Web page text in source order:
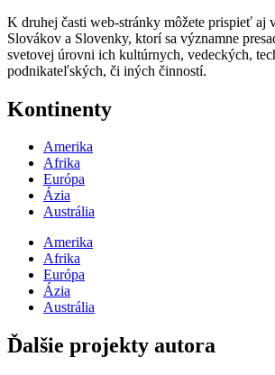
K druhej časti web-stránky môžete prispieť aj
Slovákov a Slovenky, ktorí sa významne
svetovej úrovni ich kultúrnych, vedeckých,
podnikateľských, či iných činností.
Kontinenty
Amerika
Afrika
Európa
Ázia
Austrália
Amerika
Afrika
Európa
Ázia
Austrália
Ďalšie projekty autora